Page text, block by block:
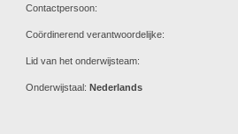
Contactpersoon:
Coördinerend verantwoordelijke:
Lid van het onderwijsteam:
Onderwijstaal: Nederlands